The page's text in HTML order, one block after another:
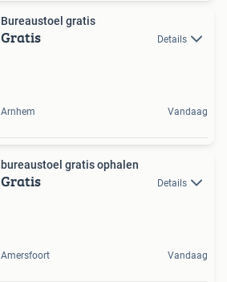
Bureaustoel gratis
Gratis Details
Arnhem Vandaag
bureaustoel gratis ophalen
Gratis Details
Amersfoort Vandaag